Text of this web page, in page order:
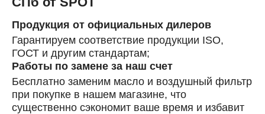
Продукция от официальных дилеров
Гарантируем соответствие продукции ISO,
ГОСТ и другим стандартам;
Работы по замене за наш счет
Бесплатно заменим масло и воздушный фильтр
при покупке в нашем магазине, что
существенно сэкономит ваше время и избавит